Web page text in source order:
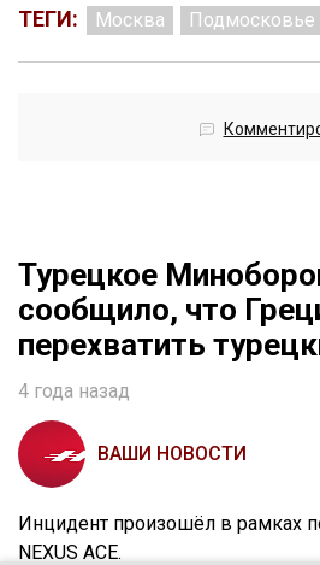
ТЕГИ: Москва Подмосковье
Турецкое
сообщило, что
перехватить
4 года назад
ВАШИ НОВОСТИ
Инцидент произошёл в рамках
NEXUS ACE.